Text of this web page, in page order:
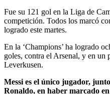
Fue su 121 gol en la Liga de
competición. Todos los marcó
logrado este martes.
En la ‘Champions’ ha logrado
goles, contra el Arsenal, y en
Leverkusen.
Messi es el único jugador,
Ronaldo, en haber marcado